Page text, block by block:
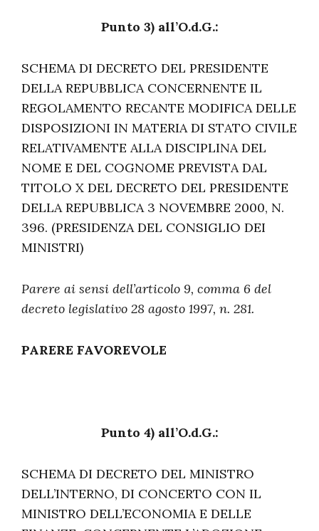
Punto 3) all’O.d.G.:
SCHEMA DI DECRETO DEL PRESIDENTE
DELLA REPUBBLICA CONCERNENTE IL
REGOLAMENTO RECANTE MODIFICA DELLE
DISPOSIZIONI IN MATERIA DI STATO CIVILE
RELATIVAMENTE ALLA DISCIPLINA DEL
NOME E DEL COGNOME PREVISTA DAL
TITOLO X DEL DECRETO DEL PRESIDENTE
DELLA REPUBBLICA 3 NOVEMBRE 2000, N.
396. (PRESIDENZA DEL CONSIGLIO DEI
MINISTRI)
Parere ai sensi dell’articolo 9, comma 6 del
decreto legislativo 28 agosto 1997, n. 281.
PARERE FAVOREVOLE
Punto 4) all’O.d.G.:
SCHEMA DI DECRETO DEL MINISTRO
DELL’INTERNO, DI CONCERTO CON IL
MINISTRO DELL’ECONOMIA E DELLE